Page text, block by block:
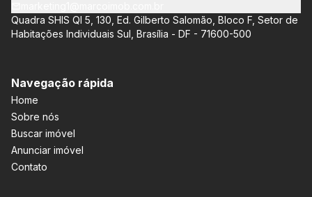
Quadra SHIS QI 5, 130, Ed. Gilberto Salomão, Bloco F, Setor de
Habitações Individuais Sul, Brasília - DF - 71600-500
Navegação rápida
Home
Sobre nós
Buscar imóvel
Anunciar imóvel
Contato